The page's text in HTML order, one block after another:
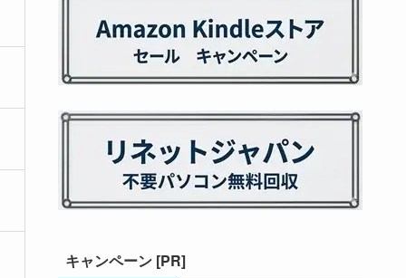
キャンペーン [PR]